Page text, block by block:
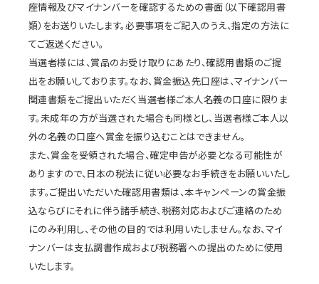
座情報及びマイナンバーを確認するための書面（以下確認用書
類）をお送りいたします。必要事項をご記入のうえ、指定の方法に
てご返送ください。
当選者様には、賞品のお受け取りにあたり、確認用書類のご提
出をお願いしております。なお、賞金振込先口座は、マイナンバー
関連書類をご提出いただく当選者様ご本人名義の口座に限りま
す。未成年の方が当選された場合も同様とし、当選者様ご本人以
外の名義の口座へ賞金を振り込むことはできません。
また、賞金を受領された場合、確定申告が必要となる可能性が
ありますので、日本の税法に従い必要なお手続きをお願いいたし
ます。ご提出いただいた確認用書類は、本キャンペーンの賞金振
込ならびにそれに伴う諸手続き、税務対応およびご連絡のため
にのみ利用し、その他の目的では利用いたしません。なお、マイ
ナンバーは支払調書作成および税務署への提出のために使用
いたします。